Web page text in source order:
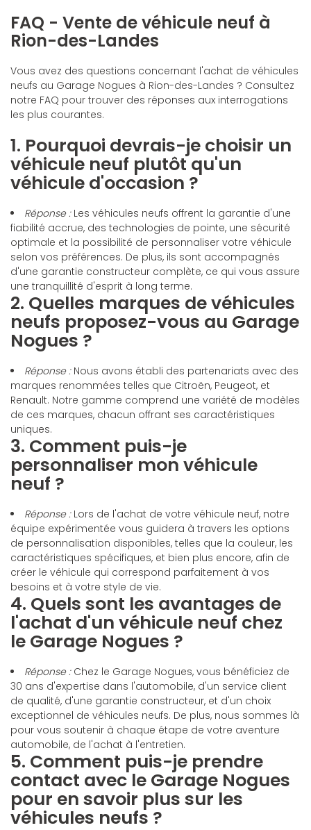
FAQ - Vente de véhicule neuf à
Rion-des-Landes
Vous avez des questions concernant l'achat de véhicules
neufs au Garage Nogues à Rion-des-Landes ? Consultez
notre FAQ pour trouver des réponses aux interrogations
les plus courantes.
1. Pourquoi devrais-je choisir un
véhicule neuf plutôt qu'un
véhicule d'occasion ?
Réponse :Les véhicules neufs offrent la garantie d'une
fiabilité accrue, des technologies de pointe, une sécurité
optimale et la possibilité de personnaliser votre véhicule
selon vos préférences. De plus, ils sont accompagnés
d'une garantie constructeur complète, ce qui vous assure
une tranquillité d'esprit à long terme.
2. Quelles marques de véhicules
neufs proposez-vous au Garage
Nogues ?
Réponse :Nous avons établi des partenariats avec des
marques renommées telles que Citroën, Peugeot, et
Renault. Notre gamme comprend une variété de modèles
de ces marques, chacun offrant ses caractéristiques
uniques.
3. Comment puis-je
personnaliser mon véhicule
neuf ?
Réponse :Lors de l'achat de votre véhicule neuf, notre
équipe expérimentée vous guidera à travers les options
de personnalisation disponibles, telles que la couleur, les
caractéristiques spécifiques, et bien plus encore, afin de
créer le véhicule qui correspond parfaitement à vos
besoins et à votre style de vie.
4. Quels sont les avantages de
l'achat d'un véhicule neuf chez
le Garage Nogues ?
Réponse :Chez le Garage Nogues, vous bénéficiez de
30 ans d'expertise dans l'automobile, d'un service client
de qualité, d'une garantie constructeur, et d'un choix
exceptionnel de véhicules neufs. De plus, nous sommes là
pour vous soutenir à chaque étape de votre aventure
automobile, de l'achat à l'entretien.
5. Comment puis-je prendre
contact avec le Garage Nogues
pour en savoir plus sur les
véhicules neufs ?